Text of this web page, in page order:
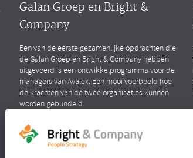
Galan Groep en Bright &
Company
Een van de eerste gezamenlijke opdrachten die
de Galan Groep en Bright & Company hebben
uitgevoerd is een ontwikkelprogramma voor de
managers van Avalex. Een mooi voorbeeld hoe
de krachten van de twee organisaties kunnen
worden gebundeld.